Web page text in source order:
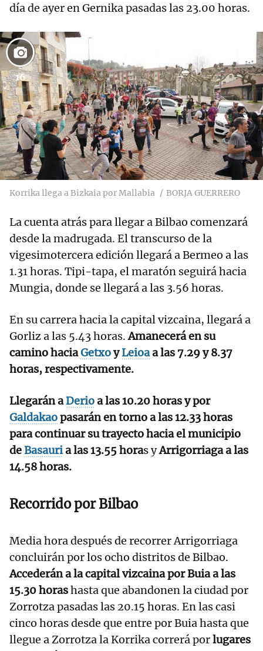
día de ayer en Gernika pasadas las 23.00 horas.
16
Korrika llega a Bizkaia por Mallabia BORJA GUERRERO
La cuenta atrás para llegar a Bilbao comenzará
desde la madrugada. El transcurso de la
vigesimotercera edición llegará a Bermeo a las
1.31 horas. Tipi-tapa, el maratón seguirá hacia
Mungia, donde se llegará a las 3.56 horas.
En su carrera hacia la capital vizcaina, llegará a
Gorliz a las 5.43 horas.Amanecerá en su
camino haciaGetxoyLeioaa las 7.29 y 8.37
horas, respectivamente.
Llegarán aDerioa las 10.20 horas y por
Galdakaopasarán en torno a las 12.33 horas
para continuar su trayecto hacia el municipio
deBasauria las 13.55 horas yArrigorriaga a las
14.58 horas.
Recorrido por Bilbao
Media hora después de recorrer Arrigorriaga
concluirán por los ocho distritos de Bilbao.
Accederán a la capital vizcaina por Buia a las
15.30 horashasta que abandonen la ciudad por
Zorrotza pasadas las 20.15 horas. En las casi
cinco horas desde que entre por Buia hasta que
llegue a Zorrotza la Korrika correrá porlugares